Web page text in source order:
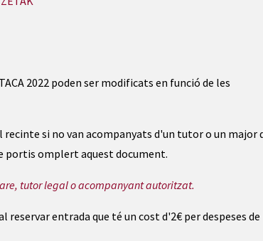
2022 poden ser modificats en funció de les
recinte si no van acompanyats d'un tutor o un major
portis omplert aquest document.
tutor legal o acompanyant autoritzat.
reservar entrada que té un cost d'2€ per despeses de